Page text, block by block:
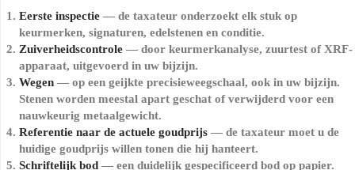
Eerste inspectie— de taxateur onderzoekt elk stuk op
keurmerken, signaturen, edelstenen en conditie.
Zuiverheidscontrole— door keurmerkanalyse, zuurtest of XRF-
apparaat, uitgevoerd in uw bijzijn.
Wegen— op een geijkte precisieweegschaal, ook in uw bijzijn.
Stenen worden meestal apart geschat of verwijderd voor een
nauwkeurig metaalgewicht.
Referentie naar de actuele goudprijs— de taxateur moet u de
huidige goudprijs willen tonen die hij hanteert.
Schriftelijk bod— een duidelijk gespecificeerd bod op papier.